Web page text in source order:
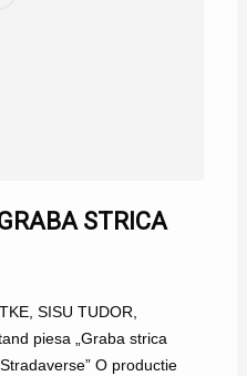
STRICA
SISU TUDOR,
piesa „Graba strica
O productie